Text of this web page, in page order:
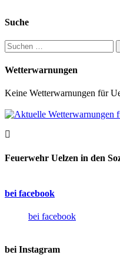
Suche
Suchen nach:
Wetterwarnungen
Keine Wetterwarnungen für
Feuerwehr Uelzen in den
bei facebook
bei facebook
bei Instagram